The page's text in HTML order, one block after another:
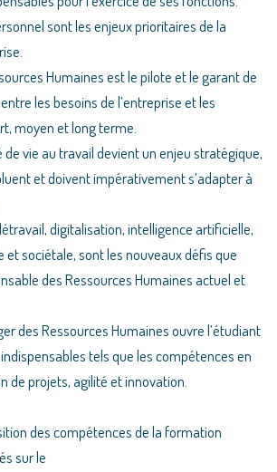
sont les enjeux prioritaires de la
Humaines est le pilote et le garant de
les besoins de l’entreprise et les
moyen et long terme.
de vie au travail devient un enjeu stratégique,
et doivent impérativement s’adapter à
digitalisation, intelligence artificielle,
et sociétale, sont les nouveaux défis que
des Ressources Humaines actuel et
des Ressources Humaines ouvre l’étudiant
tels que les compétences en
de projets, agilité et innovation.
des compétences de la formation
sur le